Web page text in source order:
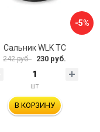
-5%
Сальник WLK TC
242 руб. 230 руб.
шт
В КОРЗИНУ